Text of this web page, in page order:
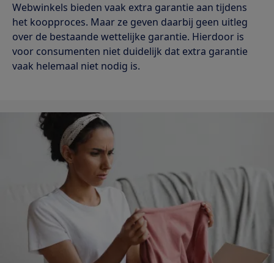
Webwinkels bieden vaak extra garantie aan tijdens
het koopproces. Maar ze geven daarbij geen uitleg
over de bestaande wettelijke garantie. Hierdoor is
voor consumenten niet duidelijk dat extra garantie
vaak helemaal niet nodig is.